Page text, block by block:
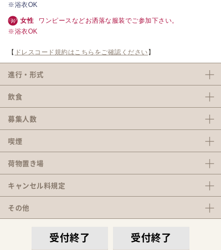
※浴衣OK
女性
ワンピースなどお洒落な服装でご参加下さい。
※浴衣OK
【 ドレスコード規約はこちらをご確認ください 】
進行・形式
飲食
募集人数
喫煙
荷物置き場
キャンセル料規定
その他
受付終了 受付終了